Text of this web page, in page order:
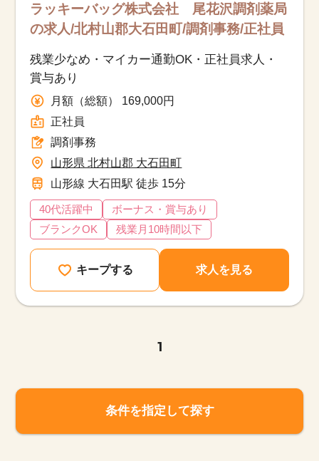
運営会社
ラッキーバッグ株式会社 尾花沢調剤薬局
の求人/北村山郡大石田町/調剤事務/正社員
残業少なめ・マイカー通勤OK・正社員求人・
賞与あり
月額（総額） 169,000円
正社員
調剤事務
山形県 北村山郡 大石田町
山形線 大石田駅 徒歩 15分
40代活躍中
ボーナス・賞与あり
ブランクOK
残業月10時間以下
キープする 求人を見る
1
条件を指定して探す